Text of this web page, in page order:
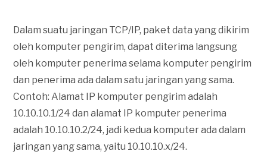
Dalam suatu jaringan TCP/IP, paket data yang dikirim
oleh komputer pengirim, dapat diterima langsung
oleh komputer penerima selama komputer pengirim
dan penerima ada dalam satu jaringan yang sama.
Contoh: Alamat IP komputer pengirim adalah
10.10.10.1/24 dan alamat IP komputer penerima
adalah 10.10.10.2/24, jadi kedua komputer ada dalam
jaringan yang sama, yaitu 10.10.10.x/24.